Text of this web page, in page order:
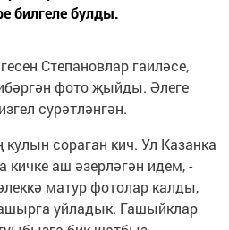
билгеле булды.
Степановлар гаиләсе,
фото җыйды. Әлеге
сурәтләнгән.
сораган кич. Ул Казанка
аш әзерләгән идем, -
матур фотолар калды,
уйладык. Гашыйклар